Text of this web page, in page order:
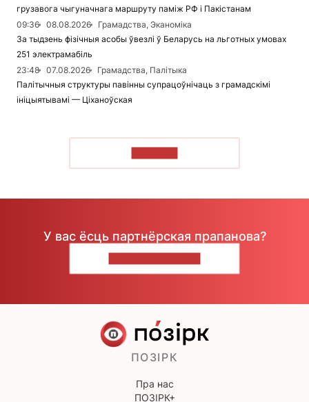
грузавога чыгуначнага маршруту паміж РФ і Пакістанам
09:36
08.08.2026
Грамадства, Эканоміка
За тыдзень фізічныя асобы ўвезлі ў Беларусь на льготных умовах
251 электрамабіль
23:48
07.08.2026
Грамадства, Палітыка
Палітычныя структуры павінны супрацоўнічаць з грамадскімі
ініцыятывамі — Ціханоўская
У вас ёсць партнёрская прапанова?
ПОЗІРК
Пра нас
ПОЗІРК+